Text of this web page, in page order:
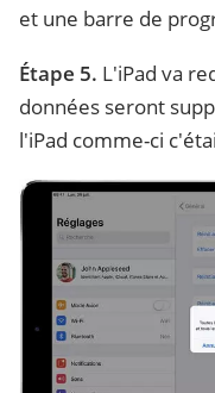
et une barre de
Étape 5. L'iPad va
données seront
l'iPad comme-ci